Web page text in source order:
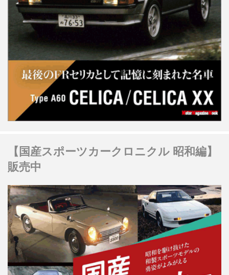
【国産スポーツカークロニクル 昭和編】
販売中